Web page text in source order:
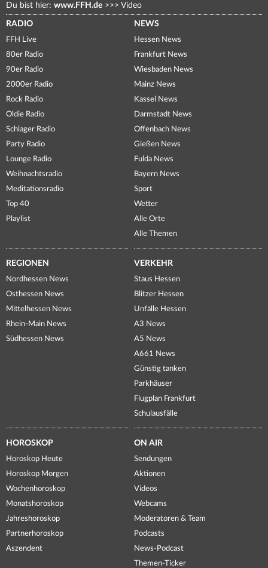
Du bist hier: www.FFH.de >>> Video
RADIO
FFH Live
80er Radio
90er Radio
2000er Radio
Rock Radio
Oldie Radio
Schlager Radio
Party Radio
Lounge Radio
Weihnachtsradio
Meditationsradio
Top 40
Playlist
NEWS
Hessen News
Frankfurt News
Wiesbaden News
Mainz News
Kassel News
Darmstadt News
Offenbach News
Gießen News
Fulda News
Bayern News
Sport
Wetter
Alle Orte
Alle Themen
REGIONEN
Nordhessen News
Osthessen News
Mittelhessen News
Rhein-Main News
Südhessen News
VERKEHR
Staus Hessen
Blitzer Hessen
Unfälle Hessen
A3 News
A5 News
A661 News
Günstig tanken
Parkhäuser
Flugplan Frankfurt
Schulausfälle
HOROSKOP
Horoskop Heute
Horoskop Morgen
Wochenhoroskop
Monatshoroskop
Jahreshoroskop
Partnerhoroskop
Aszendent
ON AIR
Sendungen
Aktionen
Videos
Webcams
Moderatoren & Team
Podcasts
News-Podcast
Themen-Ticker